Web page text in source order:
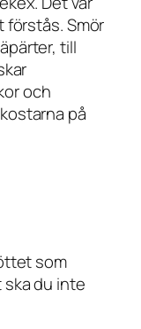
Smör
till
och
på
som
ska du inte